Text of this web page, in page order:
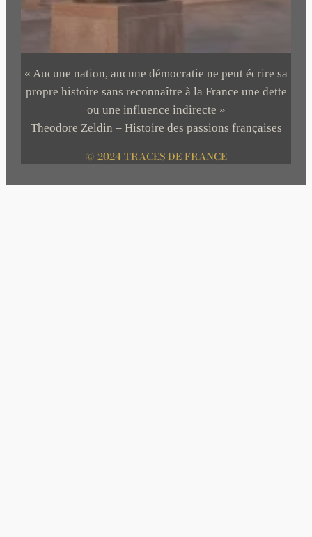
« Aucune nation, aucune démocratie ne peut écrire sa
propre histoire sans reconnaître à la France une dette
ou une influence indirecte »
Theodore Zeldin – Histoire des passions françaises
© 2024 TRACES DE FRANCE